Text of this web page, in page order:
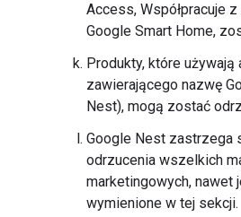
Access, Współpracuje
Google Smart Home,
Produkty, które używają
zawierającego nazwę
Nest), mogą zostać
Google Nest zastrzega
odrzucenia wszelkich
marketingowych, nawet
wymienione w tej sekcji.